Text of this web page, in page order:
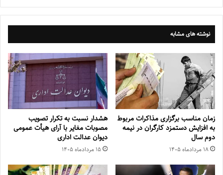
نوشته های مشابه
زمان مناسب برگزاری مذاکرات مربوط
به افزایش دستمزد کارگران در نیمه
دوم سال
۱۸ مرداد‌ماه ۱۴۰۵
هشدار نسبت به تکرار تصویب
مصوبات مغایر با آرای هیأت عمومی
دیوان عدالت اداری
۱۵ مرداد‌ماه ۱۴۰۵